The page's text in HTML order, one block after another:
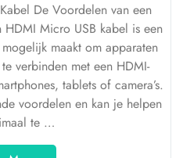
De Voordelen van een
Micro USB kabel is een
maakt om apparaten
verbinden met een HDMI-
tablets of camera’s.
voordelen en kan je helpen
te …